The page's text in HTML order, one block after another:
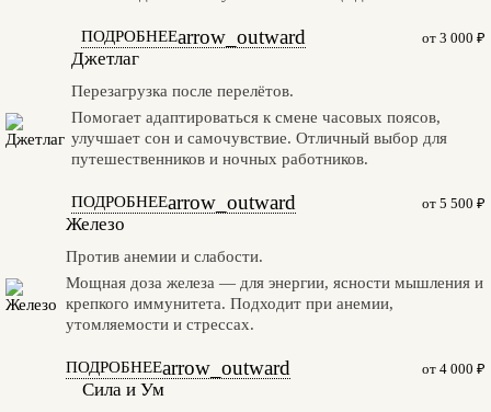
ПОДРОБНЕЕarrow_outward от 3 000 ₽
Джетлаг
Перезагрузка после перелётов.
Помогает адаптироваться к смене часовых поясов,
улучшает сон и самочувствие. Отличный выбор для
путешественников и ночных работников.
ПОДРОБНЕЕarrow_outward от 5 500 ₽
Железо
Против анемии и слабости.
Мощная доза железа — для энергии, ясности мышления и
крепкого иммунитета. Подходит при анемии,
утомляемости и стрессах.
ПОДРОБНЕЕarrow_outward от 4 000 ₽
Сила и Ум